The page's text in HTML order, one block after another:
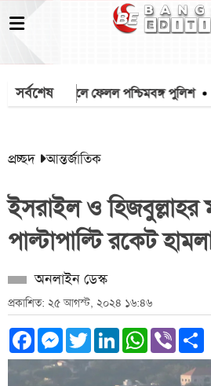
সর্বশেষ
মাইক খুলে ফেলল পশ্চিমবঙ্গ পুলিশ
প্রচ্ছদ আন্তর্জাতিক
ইসরাইল ও হিজবুল্লাহর
পাল্টাপাল্টি রকেট
অনলাইন ডেস্ক
প্রকাশিত: ২৫ আগস্ট, ২০২৪ ১৬:৪৬
Facebook
Messenger
TwitterLinkedInWhatsApp
Viber